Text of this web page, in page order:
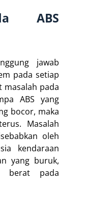
ABS
jawab
pada setiap
masalah pada
ABS yang
bocor, maka
Masalah
oleh
kendaraan
yang buruk,
berat pada